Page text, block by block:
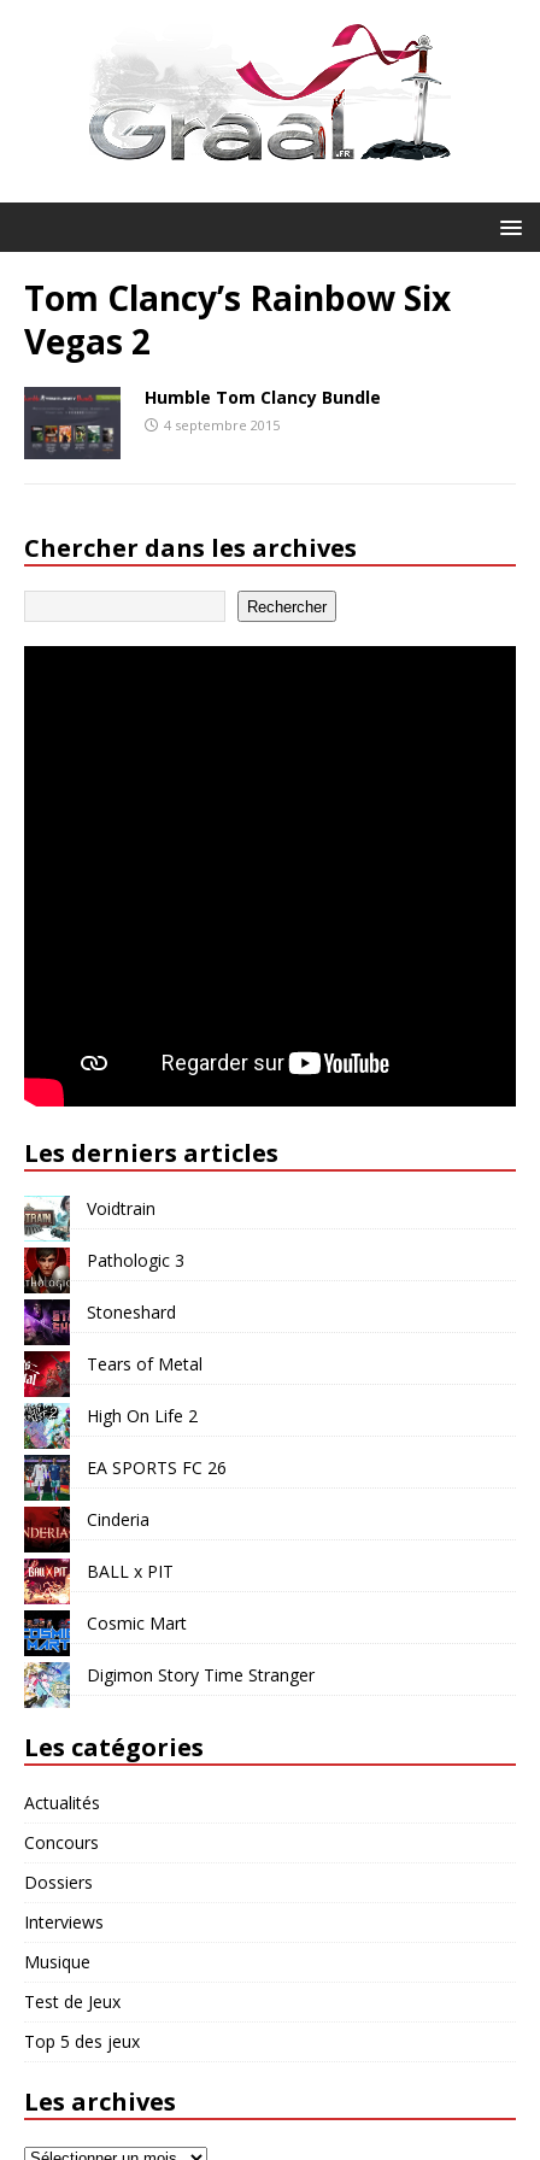
Tom Clancy’s Rainbow Six
Vegas 2
Humble Tom Clancy Bundle
4 septembre 2015
Chercher dans les archives
Rechercher
Les derniers articles
Voidtrain
Pathologic 3
Stoneshard
Tears of Metal
High On Life 2
EA SPORTS FC 26
Cinderia
BALL x PIT
Cosmic Mart
Digimon Story Time Stranger
Les catégories
Actualités
Concours
Dossiers
Interviews
Musique
Test de Jeux
Top 5 des jeux
Les archives